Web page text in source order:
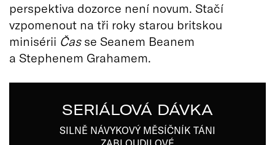
perspektiva dozorce není novum. Stačí
vzpomenout na tři roky starou britskou
minisérii Časse Seanem Beanem
a Stephenem Grahamem.
SERIÁLOVÁ DÁVKA
SILNĚ NÁVYKOVÝ MĚSÍČNÍK TÁNI